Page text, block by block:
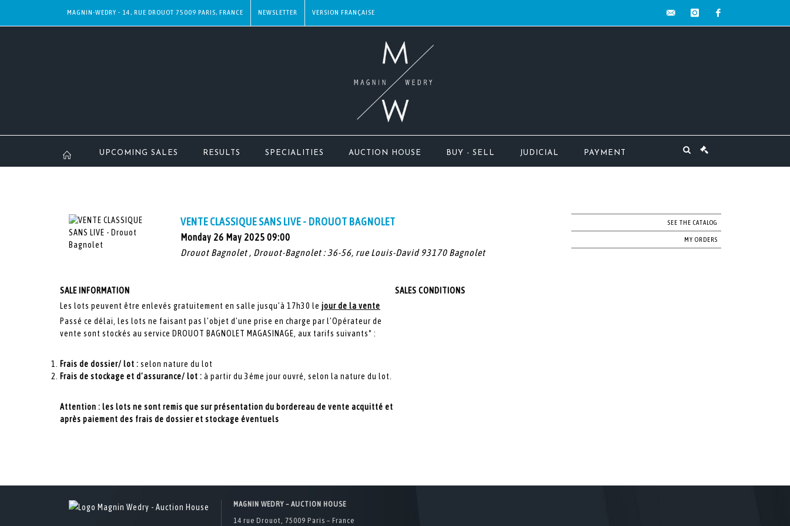
MAGNIN-WEDRY - 14, RUE DROUOT 75009 PARIS, FRANCE NEWSLETTER
UPCOMING SALES RESULTS SPECIALITIES AUCTION HOUSE BUY - SELL JUDICIAL PAYMENT
VENTE CLASSIQUE SANS LIVE - DROUOT BAGNOLET
Monday 26 May 2025 09:00
Drouot Bagnolet , Drouot-Bagnolet : 36-56, rue Louis-David 93170 Bagnolet
SEE THE CATALOG
MY ORDERS
SALE INFORMATION
Les lots peuvent être enlevés gratuitement en salle jusqu’à 17h30 le jour de la vente
Passé ce délai, les lots ne faisant pas l’objet d’une prise en charge par l’Opérateur de
vente sont stockés au service DROUOT BAGNOLET MAGASINAGE, aux tarifs suivants* :
Frais de dossier/ lot : selon nature du lot
Frais de stockage et d’assurance/ lot : à partir du 3éme jour ouvré, selon la nature du lot.
Attention : les lots ne sont remis que sur présentation du bordereau de vente acquitté et
après paiement des frais de dossier et stockage éventuels
SALES CONDITIONS
MAGNIN WEDRY – AUCTION HOUSE
14 rue Drouot, 75009 Paris – France